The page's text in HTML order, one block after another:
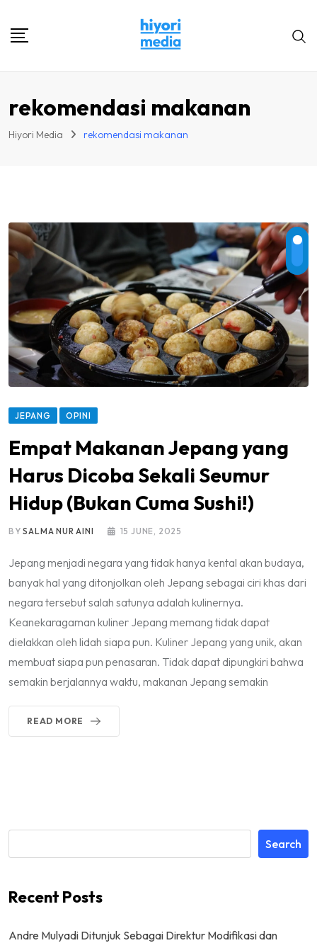
rekomendasi makanan
Hiyori Media rekomendasi makanan
JEPANG OPINI
Empat Makanan Jepang yang
Harus Dicoba Sekali Seumur
Hidup (Bukan Cuma Sushi!)
BYSALMA NUR AINI 15 JUNE, 2025
Jepang menjadi negara yang tidak hanya kental akan budaya,
banyak hal yang ditonjolkan oleh Jepang sebagai ciri khas dari
negara tersebut salah satunya adalah kulinernya.
Keanekaragaman kuliner Jepang memang tidak dapat
dielakkan oleh lidah siapa pun. Kuliner Jepang yang unik, akan
membuat siapa pun penasaran. Tidak dapat dipungkiri bahwa
semakin berjalannya waktu, makanan Jepang semakin
READ MORE
Search
Recent Posts
Andre Mulyadi Ditunjuk Sebagai Direktur Modifikasi dan